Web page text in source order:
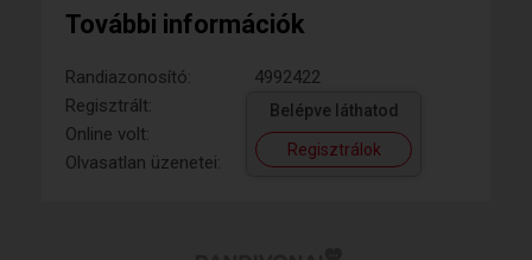
További információk
Randiazonosító:
4992422
Regisztrált:
Online volt:
Olvasatlan üzenetei:
Belépve láthatod
Regisztrálok